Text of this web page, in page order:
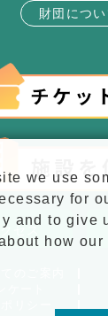
財団につい
セス
we use
for
and to give
how our